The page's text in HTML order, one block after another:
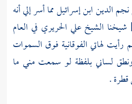
الدين ابن إسرائيلمما أسر إلي أنه
شيخنا الشيخ علي الحريري في العام
رأيت لهاتي الفوقانية فوق السموات
لساني بلفظة لو سمعت مني ما
.